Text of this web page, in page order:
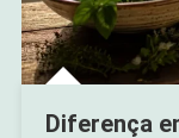
Diferença